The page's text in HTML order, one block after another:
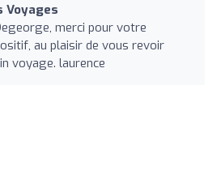
Voyages
merci pour votre
au plaisir de vous revoir
voyage. laurence